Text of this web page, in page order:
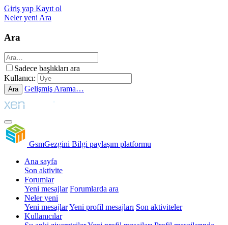
Giriş yap Kayıt ol
Neler yeni Ara
Ara
Sadece başlıkları ara
Kullanıcı:
Ara Gelişmiş Arama…
GsmGezgini Bilgi paylaşım platformu
Ana sayfa
Son aktivite
Forumlar
Yeni mesajlar Forumlarda ara
Neler yeni
Yeni mesajlarYeni profil mesajları Son aktiviteler
Kullanıcılar